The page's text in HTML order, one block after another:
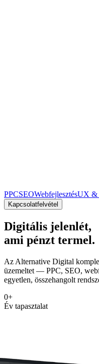
PPCSEOWebfejlesztésUX &
Kapcsolatfelvétel
Digitális jelenlét,
ami pénzt termel.
Az Alternative Digital
üzemeltet — PPC, SEO,
egyetlen, összehangolt
0+
Év tapasztalat